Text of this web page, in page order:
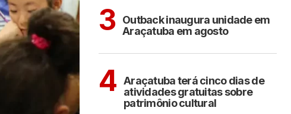
3 Outback inaugura unidade em
Araçatuba em agosto
4 Araçatuba terá cinco dias de
atividades gratuitas sobre
patrimônio cultural